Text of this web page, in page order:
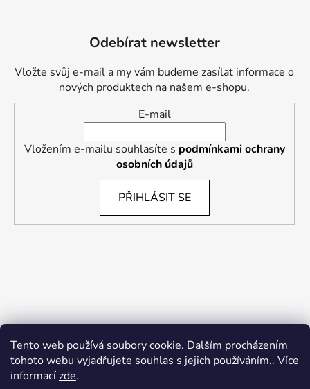
Tento web používá soubory cookie. Dalším procházením
tohoto webu vyjadřujete souhlas s jejich používáním.. Více
informacízde.
Odebírat newsletter
Vložte svůj e-mail a my vám budeme zasílat informace o
nových produktech na našem e-shopu.
E-mail
Vložením e-mailu souhlasíte s podmínkami ochrany
osobních údajů
PŘIHLÁSIT SE